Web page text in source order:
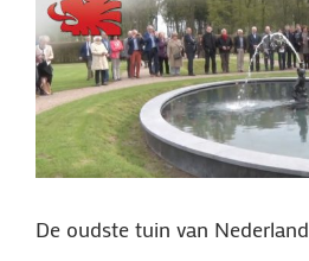
De oudste tuin van Nederland